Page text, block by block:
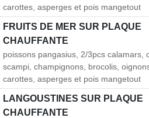
carottes, asperges et pois mangetout
FRUITS DE MER SUR PLAQUE
CHAUFFANTE
poissons pangasius, 2/3pcs calamars,
scampi, champignons, brocolis,
carottes, asperges et pois mangetout
LANGOUSTINES SUR PLAQUE
CHAUFFANTE